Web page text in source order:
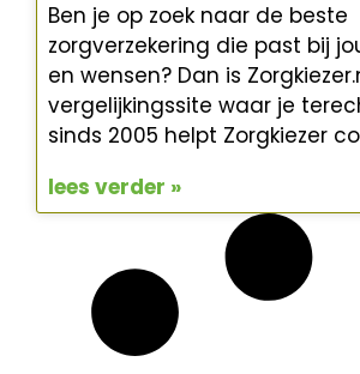
Ben je op zoek naar de beste
zorgverzekering die past bij
en wensen? Dan is
vergelijkingssite waar je
sinds 2005 helpt Zorgkiezer
lees verder »